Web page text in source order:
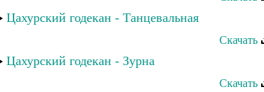
Цахурский годекан - Танцевальная
Скачать
Цахурский годекан - Зурна
Скачать